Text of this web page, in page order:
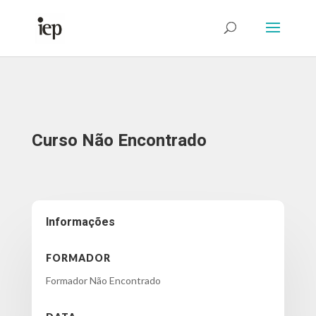
Curso Não Encontrado
Informações
FORMADOR
Formador Não Encontrado